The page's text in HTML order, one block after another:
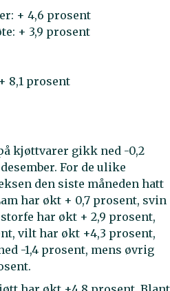
+ 4,6 prosent
+ 3,9 prosent
8,1 prosent
kjøttvarer gikk ned -0,2
For de ulike
den siste måneden hatt
har økt + 0,7 prosent, svin
har økt + 2,9 prosent,
vilt har økt +4,3 prosent,
-1,4 prosent, mens øvrig